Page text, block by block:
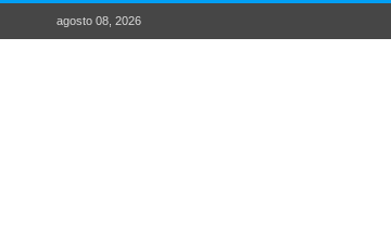
agosto 08, 2026